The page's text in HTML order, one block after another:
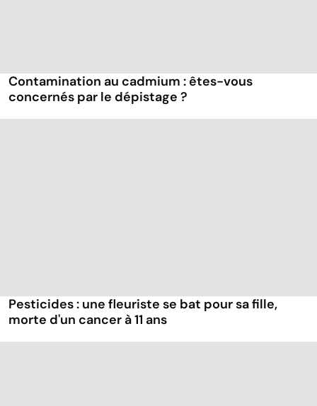
Contamination au cadmium : êtes-vous
concernés par le dépistage ?
Pesticides : une fleuriste se bat pour sa fille,
morte d'un cancer à 11 ans